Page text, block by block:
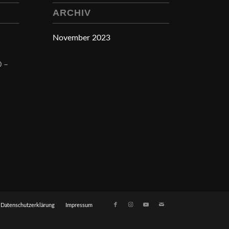
ARCHIV
November 2023
Datenschutzerklärung Impressum